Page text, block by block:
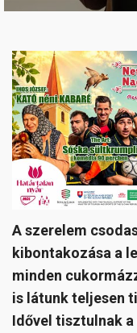
A szerelem
kibontakozása a
minden
is látunk teljesen
Idővel tisztulnak